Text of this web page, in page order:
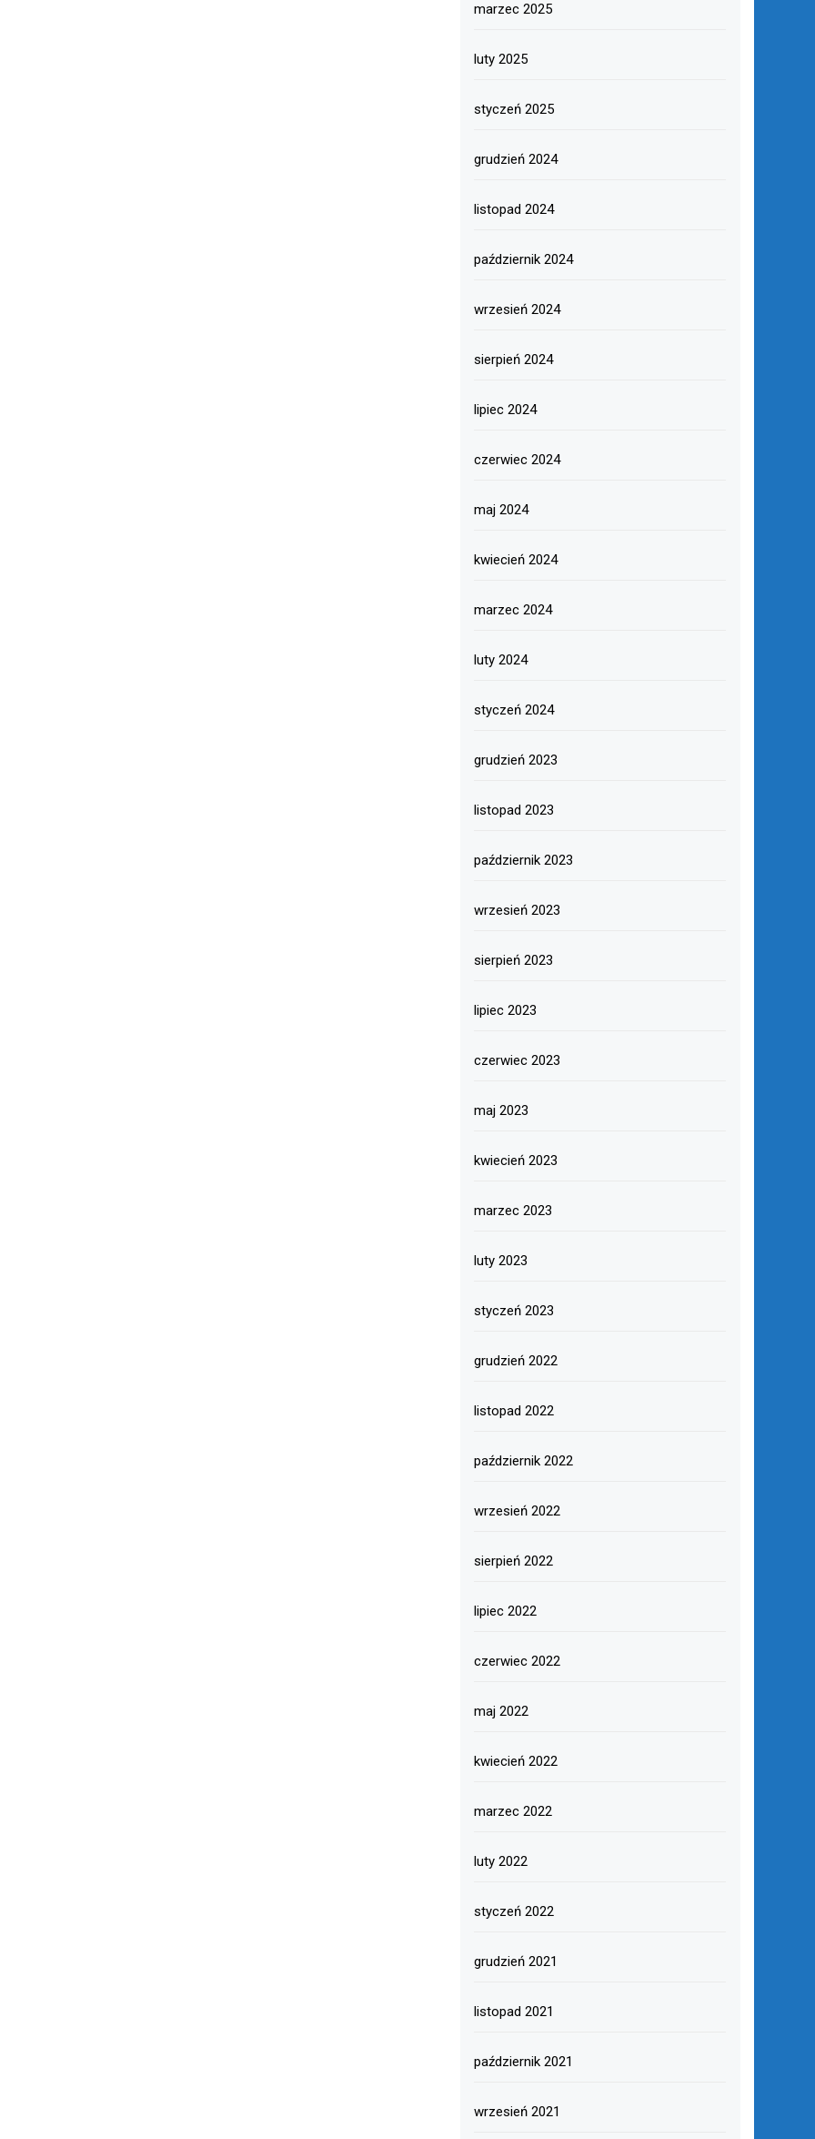
marzec 2025
luty 2025
styczeń 2025
grudzień 2024
listopad 2024
październik 2024
wrzesień 2024
sierpień 2024
lipiec 2024
czerwiec 2024
maj 2024
kwiecień 2024
marzec 2024
luty 2024
styczeń 2024
grudzień 2023
listopad 2023
październik 2023
wrzesień 2023
sierpień 2023
lipiec 2023
czerwiec 2023
maj 2023
kwiecień 2023
marzec 2023
luty 2023
styczeń 2023
grudzień 2022
listopad 2022
październik 2022
wrzesień 2022
sierpień 2022
lipiec 2022
czerwiec 2022
maj 2022
kwiecień 2022
marzec 2022
luty 2022
styczeń 2022
grudzień 2021
listopad 2021
październik 2021
wrzesień 2021